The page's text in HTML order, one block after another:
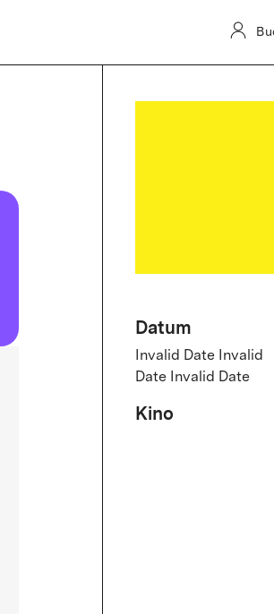
Datum
Invalid Date Invalid
Date Invalid Date
Kino